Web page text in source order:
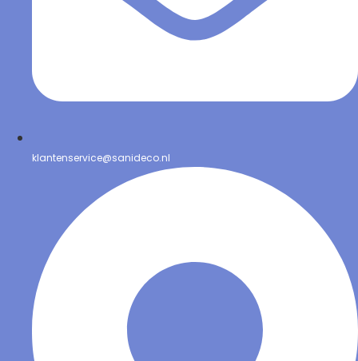
klantenservice@sanideco.nl